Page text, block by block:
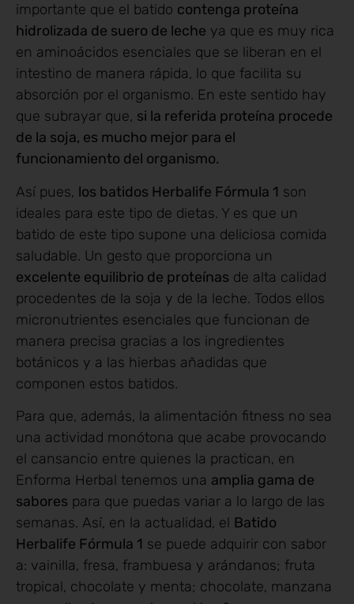
importante que el batido contenga proteína
hidrolizada de suero de leche ya que es muy rica
en aminoácidos esenciales que se liberan en el
intestino de manera rápida, lo que facilita su
absorción por el organismo. En este sentido hay
que subrayar que, si la referida proteína procede
de la soja, es mucho mejor para el
funcionamiento del organismo.
Así pues, los batidos Herbalife Fórmula 1 son
ideales para este tipo de dietas. Y es que un
batido de este tipo supone una deliciosa comida
saludable. Un gesto que proporciona un
excelente equilibrio de proteínas de alta calidad
procedentes de la soja y de la leche. Todos ellos
micronutrientes esenciales que funcionan de
manera precisa gracias a los ingredientes
botánicos y a las hierbas añadidas que
componen estos batidos.
Para que, además, la alimentación fitness no sea
una actividad monótona que acabe provocando
el cansancio entre quienes la practican, en
Enforma Herbal tenemos una amplia gama de
sabores para que puedas variar a lo largo de las
semanas. Así, en la actualidad, el Batido
Herbalife Fórmula 1 se puede adquirir con sabor
a: vainilla, fresa, frambuesa y arándanos; fruta
tropical, chocolate y menta; chocolate, manzana